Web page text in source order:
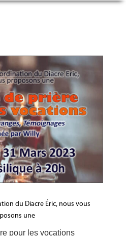
du Diacre Éric, nous vous
une
pour les vocations